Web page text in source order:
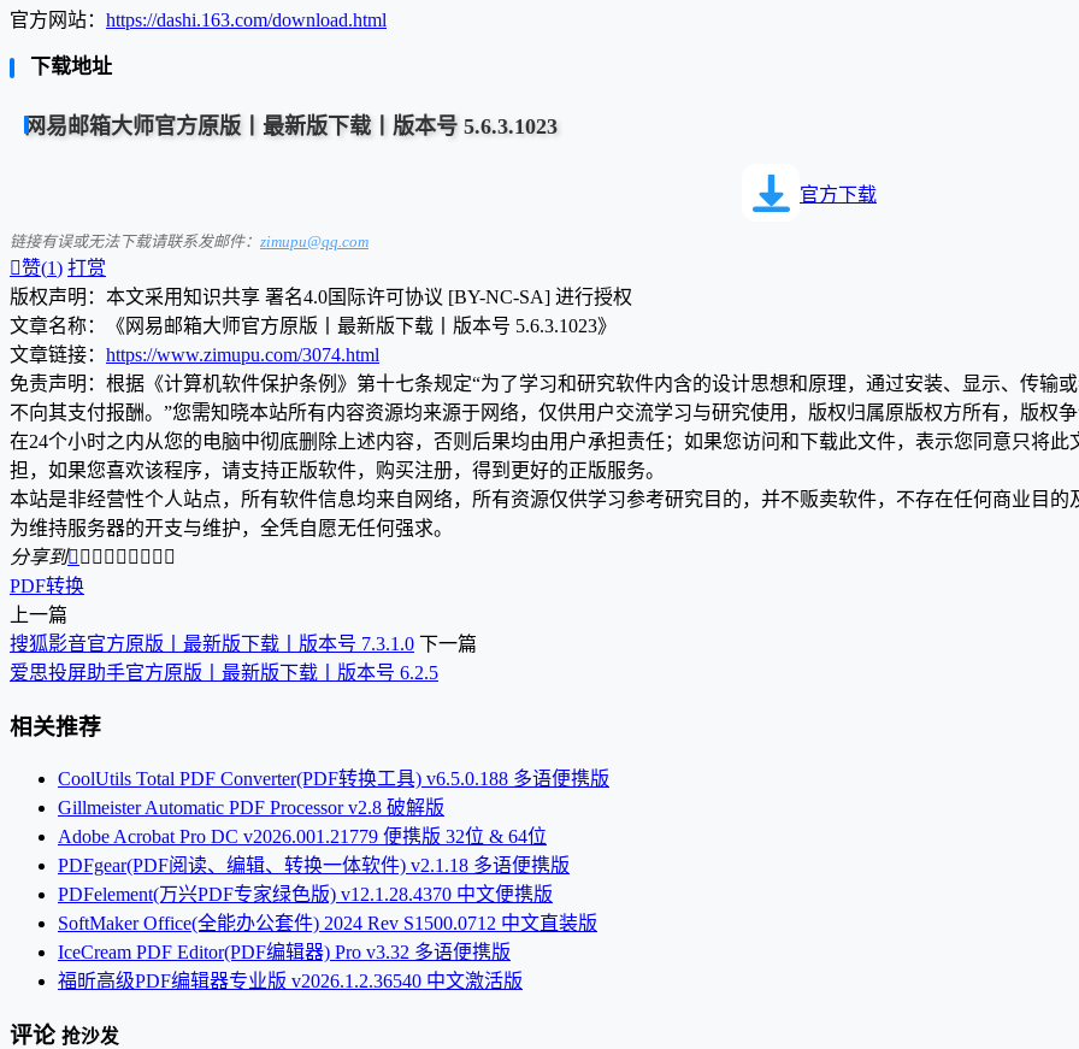
官方网站： https://dashi.163.com/download.html
下载地址
网易邮箱大师官方原版丨最新版下载丨版本号 5.6.3.1023
官方下载
链接有误或无法下载请联系发邮件： zimupu@qq.com
赞(1) 打赏
版权声明：本文采用知识共享 署名4.0国际许可协议 [BY-NC-SA] 进行授权
文章名称：《网易邮箱大师官方原版丨最新版下载丨版本号 5.6.3.1023》
文章链接： https://www.zimupu.com/3074.html
免责声明：根据《计算机软件保护条例》第十七条规定“为了学习和研究软件内含的设计思想和原理，通过安装、显示、传输
不向其支付报酬。”您需知晓本站所有内容资源均来源于网络，仅供用户交流学习与研究使用，版权归属原版权方所有，版权
在24个小时之内从您的电脑中彻底删除上述内容，否则后果均由用户承担责任；如果您访问和下载此文件，表示您同意只将
担，如果您喜欢该程序，请支持正版软件，购买注册，得到更好的正版服务。
本站是非经营性个人站点，所有软件信息均来自网络，所有资源仅供学习参考研究目的，并不贩卖软件，不存在任何商业目
为维持服务器的开支与维护，全凭自愿无任何强求。
分享到        
PDF转换
上一篇
搜狐影音官方原版丨最新版下载丨版本号 7.3.1.0 下一篇
爱思投屏助手官方原版丨最新版下载丨版本号 6.2.5
相关推荐
CoolUtils Total PDF Converter(PDF转换工具) v6.5.0.188 多语便携版
Gillmeister Automatic PDF Processor v2.8 破解版
Adobe Acrobat Pro DC v2026.001.21779 便携版 32位 & 64位
PDFgear(PDF阅读、编辑、转换一体软件) v2.1.18 多语便携版
PDFelement(万兴PDF专家绿色版) v12.1.28.4370 中文便携版
SoftMaker Office(全能办公套件) 2024 Rev S1500.0712 中文直装版
IceCream PDF Editor(PDF编辑器) Pro v3.32 多语便携版
福昕高级PDF编辑器专业版 v2026.1.2.36540 中文激活版
评论 抢沙发